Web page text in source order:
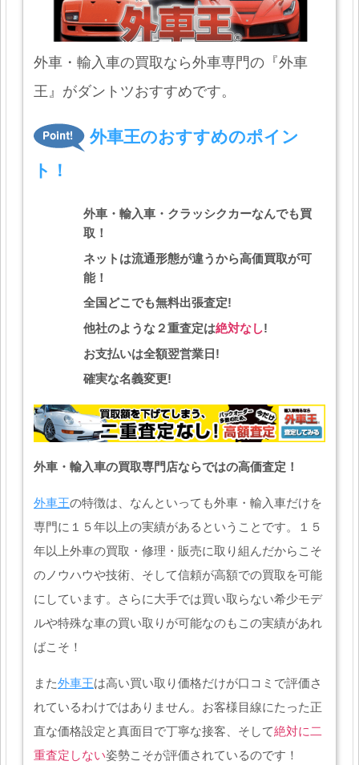
外車・輸入車の買取なら外車専門の『外車
王』がダントツおすすめです。
外車王のおすすめのポイン
ト！
外車・輸入車・クラッシクカーなんでも買
取！
ネットは流通形態が違うから高価買取が可
能！
全国どこでも無料出張査定!
他社のような２重査定は絶対なし!
お支払いは全額翌営業日!
確実な名義変更!
外車・輸入車の買取専門店ならではの高価査定！
外車王の特徴は、なんといっても外車・輸入車だけを
専門に１５年以上の実績があるということです。１５
年以上外車の買取・修理・販売に取り組んだからこそ
のノウハウや技術、そして信頼が高額での買取を可能
にしています。さらに大手では買い取らない希少モデ
ルや特殊な車の買い取りが可能なのもこの実績があれ
ばこそ！
また外車王は高い買い取り価格だけが口コミで評価さ
れているわけではありません。お客様目線にたった正
直な価格設定と真面目で丁寧な接客、そして絶対に二
重査定しない姿勢こそが評価されているのです！